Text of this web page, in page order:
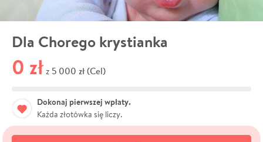
Dla Chorego krystianka
0 zł z 5 000 zł (Cel)
Dokonaj pierwszej wpłaty.
Każda złotówka się liczy.